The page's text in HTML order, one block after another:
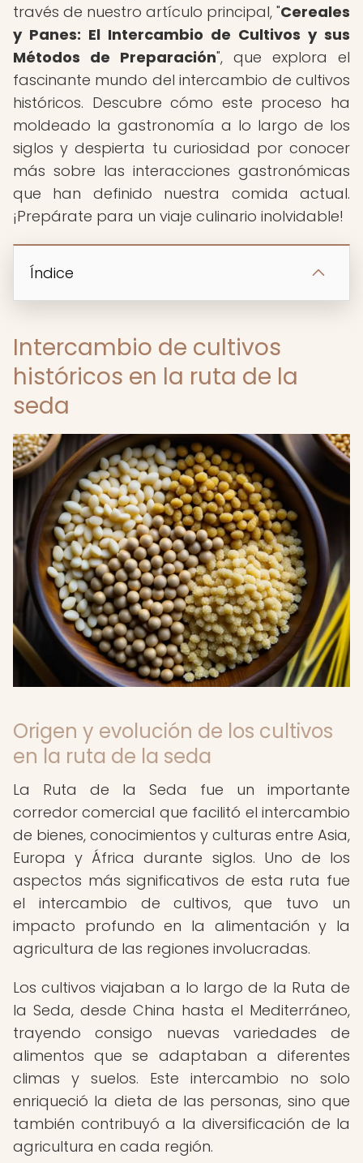
través de nuestro artículo principal, "Cereales
y Panes: El Intercambio de Cultivos y sus
Métodos de Preparación", que explora el
fascinante mundo del intercambio de cultivos
históricos. Descubre cómo este proceso ha
moldeado la gastronomía a lo largo de los
siglos y despierta tu curiosidad por conocer
más sobre las interacciones gastronómicas
que han definido nuestra comida actual.
¡Prepárate para un viaje culinario inolvidable!
Índice
Intercambio de cultivos
históricos en la ruta de la
seda
Origen y evolución de los cultivos
en la ruta de la seda
La Ruta de la Seda fue un importante
corredor comercial que facilitó el intercambio
de bienes, conocimientos y culturas entre Asia,
Europa y África durante siglos. Uno de los
aspectos más significativos de esta ruta fue
el intercambio de cultivos, que tuvo un
impacto profundo en la alimentación y la
agricultura de las regiones involucradas.
Los cultivos viajaban a lo largo de la Ruta de
la Seda, desde China hasta el Mediterráneo,
trayendo consigo nuevas variedades de
alimentos que se adaptaban a diferentes
climas y suelos. Este intercambio no solo
enriqueció la dieta de las personas, sino que
también contribuyó a la diversificación de la
agricultura en cada región.